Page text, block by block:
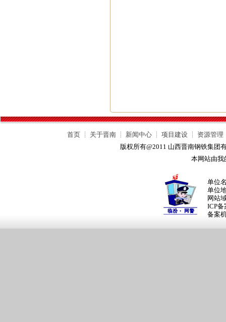
首页 ┊ 关于晋南 ┊ 新闻中心 ┊ 项目建设 ┊ 资源管理
版权所有@2011 山西晋南钢铁集团
本网站由我
单位
单位
网站
ICP备
备案